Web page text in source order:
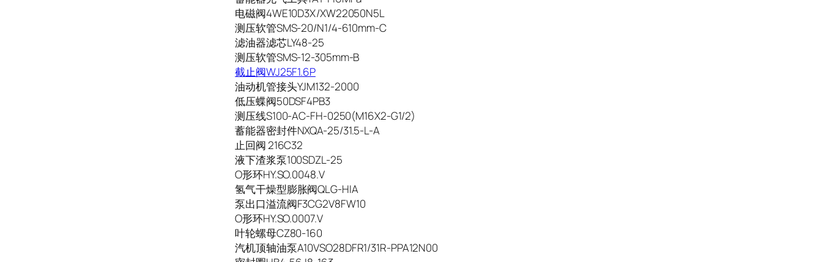
电磁阀4WE10D3X/XW22050N5L
测压软管SMS-20/N1/4-610mm-C
滤油器滤芯LY48-25
测压软管SMS-12-305mm-B
截止阀WJ25F1.6P
油动机管接头YJM132-2000
低压蝶阀50DSF4PB3
测压线S100-AC-FH-0250(M16X2-G1/2)
蓄能器密封件NXQA-25/31.5-L-A
止回阀 216C32
液下渣浆泵100SDZL-25
O形环HY.SO.0048.V
氢气干燥型膨胀阀QLG-HIA
泵出口溢流阀F3CG2V8FW10
O形环HY.SO.0007.V
叶轮螺母CZ80-160
汽机顶轴油泵A10VSO28DFR1/31R-PPA12N00